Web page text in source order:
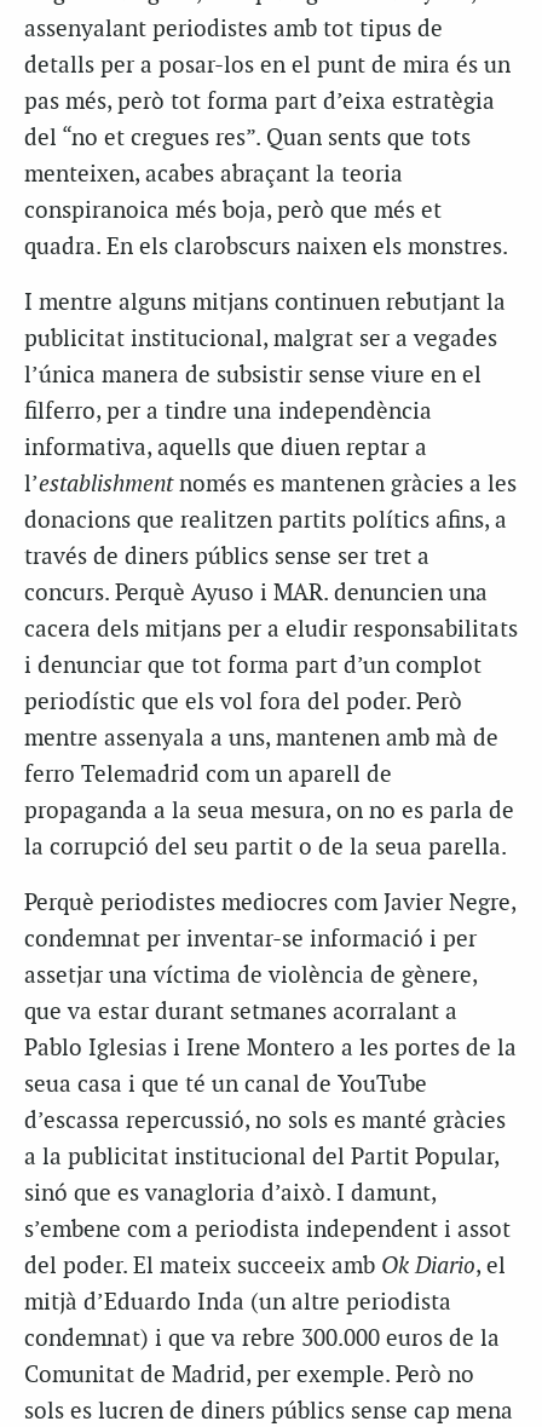
assenyalant periodistes amb tot tipus de
detalls per a posar-los en el punt de mira és un
pas més, però tot forma part d’eixa estratègia
del “no et cregues res”. Quan sents que tots
menteixen, acabes abraçant la teoria
conspiranoica més boja, però que més et
quadra. En els clarobscurs naixen els monstres.
I mentre alguns mitjans continuen rebutjant la
publicitat institucional, malgrat ser a vegades
l’única manera de subsistir sense viure en el
filferro, per a tindre una independència
informativa, aquells que diuen reptar a
l’establishmentnomés es mantenen gràcies a les
donacions que realitzen partits polítics afins, a
través de diners públics sense ser tret a
concurs. Perquè Ayuso i MAR. denuncien una
cacera dels mitjans per a eludir responsabilitats
i denunciar que tot forma part d’un complot
periodístic que els vol fora del poder. Però
mentre assenyala a uns, mantenen amb mà de
ferro Telemadrid com un aparell de
propaganda a la seua mesura, on no es parla de
la corrupció del seu partit o de la seua parella.
Perquè periodistes mediocres com Javier Negre,
condemnat per inventar-se informació i per
assetjar una víctima de violència de gènere,
que va estar durant setmanes acorralant a
Pablo Iglesias i Irene Montero a les portes de la
seua casa i que té un canal de YouTube
d’escassa repercussió, no sols es manté gràcies
a la publicitat institucional del Partit Popular,
sinó que es vanagloria d’això. I damunt,
s’embene com a periodista independent i assot
del poder. El mateix succeeix amb Ok Diario, el
mitjà d’Eduardo Inda (un altre periodista
condemnat) i que va rebre 300.000 euros de la
Comunitat de Madrid, per exemple. Però no
sols es lucren de diners públics sense cap mena